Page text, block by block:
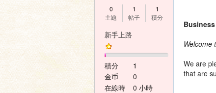
0
主題
1
帖子
1
積分
新手上路
積分
1
金币
0
在線時
0 小時
Welcome
We are
that are